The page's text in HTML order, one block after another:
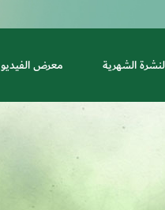
الشهرية معرض الفيديو